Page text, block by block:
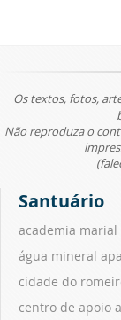
Os textos, fotos,
Não reproduza o
Santuário
academia marial
água mineral
cidade do
centro de apoio